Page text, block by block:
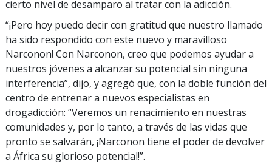
cierto nivel de desamparo al tratar con la adicción.
“¡Pero hoy puedo decir con gratitud que nuestro llamado
ha sido respondido con este nuevo y maravilloso
Narconon! Con Narconon, creo que podemos ayudar a
nuestros jóvenes a alcanzar su potencial sin ninguna
interferencia”, dijo, y agregó que, con la doble función del
centro de entrenar a nuevos especialistas en
drogadicción: “Veremos un renacimiento en nuestras
comunidades y, por lo tanto, a través de las vidas que
pronto se salvarán, ¡Narconon tiene el poder de devolver
a África su glorioso potencial!”.